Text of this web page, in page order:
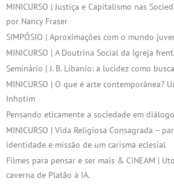
MINICURSO | Justiça e Capitalismo nas
por Nancy Fraser
SIMPÓSIO | Aproximações com o mundo
MINICURSO | A Doutrina Social da Igreja
Seminário | J. B. Libanio: a lucidez como busca
MINICURSO | O que é arte contemporânea?
Inhotim
Pensando eticamente a sociedade em
MINICURSO | Vida Religiosa Consagrada –
identidade e missão de um carisma eclesial
Filmes para pensar e ser mais & CiNEAM |
caverna de Platão à IA.